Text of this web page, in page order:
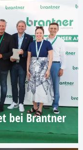
bei Brantner